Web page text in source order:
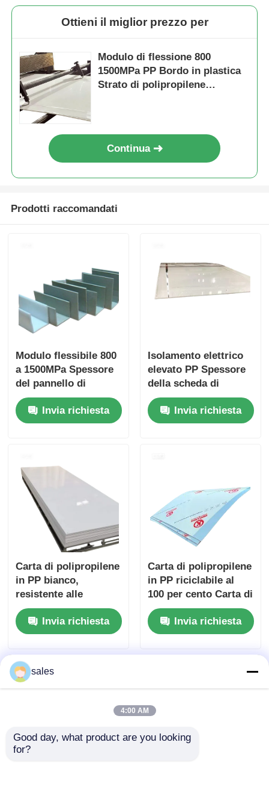
Ottieni il miglior prezzo per
Modulo di flessione 800
1500MPa PP Bordo in plastica
Strato di polipropilene
Continua
Prodotti raccomandati
Modulo flessibile 800
a 1500MPa Spessore
del pannello di
polipropilene PP
Tipicamente da 1 mm
a 20 mm Ideale per
Invia richiesta
Isolamento elettrico
elevato PP Spessore
della scheda di
plastica in genere da
1 mm a 20 mm Ideale
per usi elettrici e
Invia richiesta
Carta di polipropilene
in PP bianco,
resistente alle
sostanze chimiche,
resistente agli urti e
leggero materiale per
Invia richiesta
Carta di polipropilene
in PP riciclabile al
100 per cento Carta di
plastica versatile
ideale per la
costruzione e la
Invia richiesta
sales
4:00 AM
Good day, what product are you looking
for?